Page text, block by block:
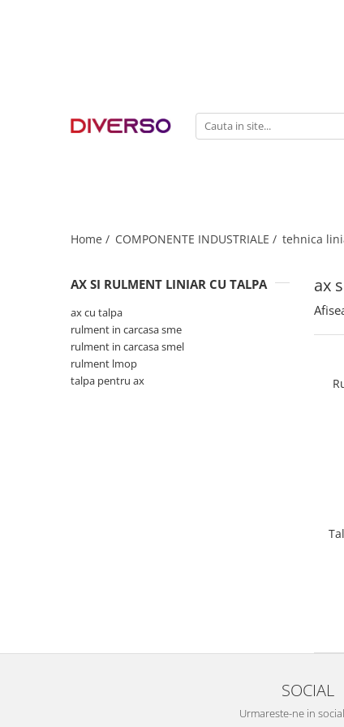
MULTIMATERIAL
Home / COMPONENTE INDUSTRIALE / tehnica
ax
AX SI RULMENT LINIAR CU TALPA
ax cu talpa
rulment in carcasa sme
rulment in carcasa smel
rulment lmop
talpa pentru ax
SOCIAL
Urmareste-ne in